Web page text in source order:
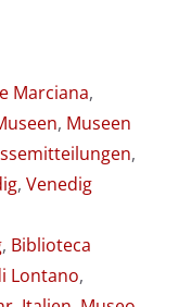
Marciana,
, Museen
,
, Venedig
, Biblioteca
Lontano,